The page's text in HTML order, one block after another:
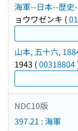
海軍--日本--歴史
ョウワゼンキ (
山本, 五十六,
1943 (00318804
NDC10版
397.21 : 海軍